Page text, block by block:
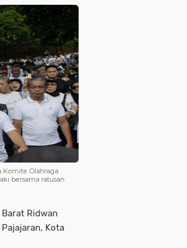
Komite Olahraga
bersama ratusan
Ridwan
Kota